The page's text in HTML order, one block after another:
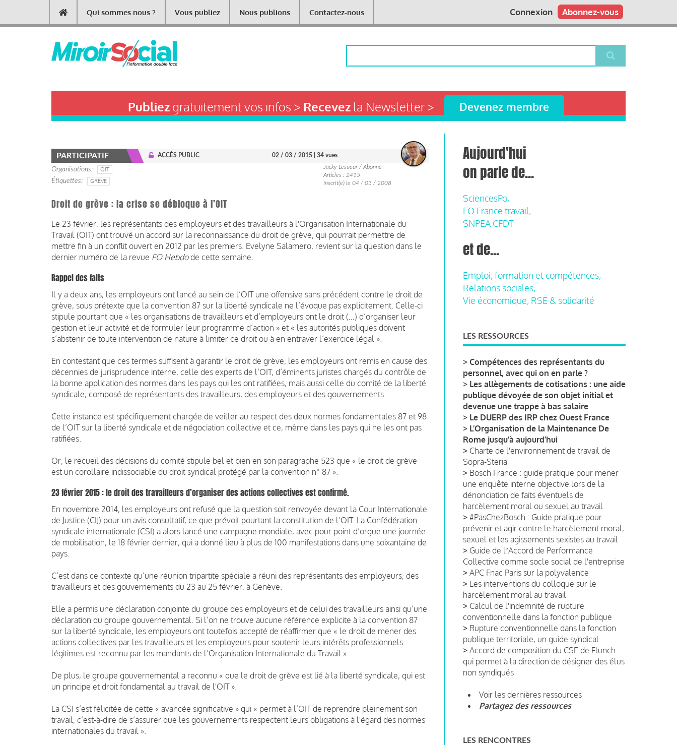
contenu
Main
navigation
Qui sommes nous ? Vous publiez Nous publions Contactez-nous Abonnez-vous
Connexion
Publiezgratuitement vos infos > Recevezla Newsletter > Devenez membre
PARTICIPATIF ACCÈS PUBLIC 02 / 03 / 2015 | 34 vues
Organisations
OIT
Étiquettes
GRÈVE
Jacky Lesueur / Abonné
Articles : 2415
Inscrit(e) le 04 / 03 / 2008
Droit de grève : la crise se débloque à l’OIT
Le 23 février, les représentants des employeurs et des travailleurs à l'Organisation Internationale du
Travail (OIT) ont trouvé un accord sur la reconnaissance du droit de grève, qui pourrait permettre de
mettre fin à un conflit ouvert en 2012 par les premiers. Evelyne Salamero, revient sur la question dans le
dernier numéro de la revue FO Hebdode cette semaine.
Rappel des faits
Il y a deux ans, les employeurs ont lancé au sein de l’OIT une offensive sans précédent contre le droit de
grève, sous prétexte que la convention 87 sur la liberté syndicale ne l’évoque pas explicitement. Celle-ci
stipule pourtant que « les organisations de travailleurs et d’employeurs ont le droit (…) d’organiser leur
gestion et leur activité et de formuler leur programme d’action » et « les autorités publiques doivent
s’abstenir de toute intervention de nature à limiter ce droit ou à en entraver l’exercice légal ».
En contestant que ces termes suffisent à garantir le droit de grève, les employeurs ont remis en cause des
décennies de jurisprudence interne, celle des experts de l’OIT, d’éminents juristes chargés du contrôle de
la bonne application des normes dans les pays qui les ont ratifiées, mais aussi celle du comité de la liberté
syndicale, composé de représentants des travailleurs, des employeurs et des gouvernements.
Cette instance est spécifiquement chargée de veiller au respect des deux normes fondamentales 87 et 98
de l’OIT sur la liberté syndicale et de négociation collective et ce, même dans les pays qui ne les ont pas
ratifiées.
Or, le recueil des décisions du comité stipule bel et bien en son paragraphe 523 que « le droit de grève
est un corollaire indissociable du droit syndical protégé par la convention n° 87 ».
23 février 2015 : le droit des travailleurs d’organiser des actions collectives est confirmé.
En novembre 2014, les employeurs ont refusé que la question soit renvoyée devant la Cour Internationale
de Justice (CIJ) pour un avis consultatif, ce que prévoit pourtant la constitution de l’OIT. La Confédération
syndicale internationale (CSI) a alors lancé une campagne mondiale, avec pour point d’orgue une journée
de mobilisation, le 18 février dernier, qui a donné lieu à plus de 100 manifestations dans une soixantaine de
pays.
C’est dans ce contexte qu’une réunion tripartite spéciale a réuni des représentants des employeurs, des
travailleurs et des gouvernements du 23 au 25 février, à Genève.
Elle a permis une déclaration conjointe du groupe des employeurs et de celui des travailleurs ainsi qu’une
déclaration du groupe gouvernemental. Si l’on ne trouve aucune référence explicite à la convention 87
sur la liberté syndicale, les employeurs ont toutefois accepté de réaffirmer que « le droit de mener des
actions collectives par les travailleurs et les employeurs pour soutenir leurs intérêts professionnels
légitimes est reconnu par les mandants de l’Organisation Internationale du Travail ».
De plus, le groupe gouvernemental a reconnu « que le droit de grève est lié à la liberté syndicale, qui est
un principe et droit fondamental au travail de l'OIT ».
La CSI s’est félicitée de cette « avancée significative » qui « permet à l’OIT de reprendre pleinement son
travail, c’est-à-dire de s’assurer que les gouvernements respectent leurs obligations à l'égard des normes
internationales du travail ».
Aujourd'hui
on parle de...
SciencesPo,
FO France travail,
SNPEA CFDT
et de...
Emploi, formation et compétences,
Relations sociales,
Vie économique, RSE & solidarité
LES RESSOURCES
> Compétences des représentants du
personnel, avec qui on en parle ?
> Les allègements de cotisations : une aide
publique dévoyée de son objet initial et
devenue une trappe à bas salaire
> Le DUERP des IRP chez Ouest France
> L’Organisation de la Maintenance De
Rome jusqu’à aujourd’hui
> Charte de l'environnement de travail de
Sopra-Steria
> Bosch France : guide pratique pour mener
une enquête interne objective lors de la
dénonciation de faits éventuels de
harcèlement moral ou sexuel au travail
> #PasChezBosch : Guide pratique pour
prévenir et agir contre le harcèlement moral,
sexuel et les agissements sexistes au travail
> Guide de lʼAccord de Performance
Collective comme socle social de l'entreprise
> APC Fnac Paris sur la polyvalence
> Les interventions du colloque sur le
harcèlement moral au travail
> Calcul de l'indemnité de rupture
conventionnelle dans la fonction publique
> Rupture conventionnelle dans la fonction
publique territoriale, un guide syndical
> Accord de composition du CSE de Flunch
qui permet à la direction de désigner des élus
non syndiqués
Voir les dernières ressources
Partagez des ressources
LES RENCONTRES